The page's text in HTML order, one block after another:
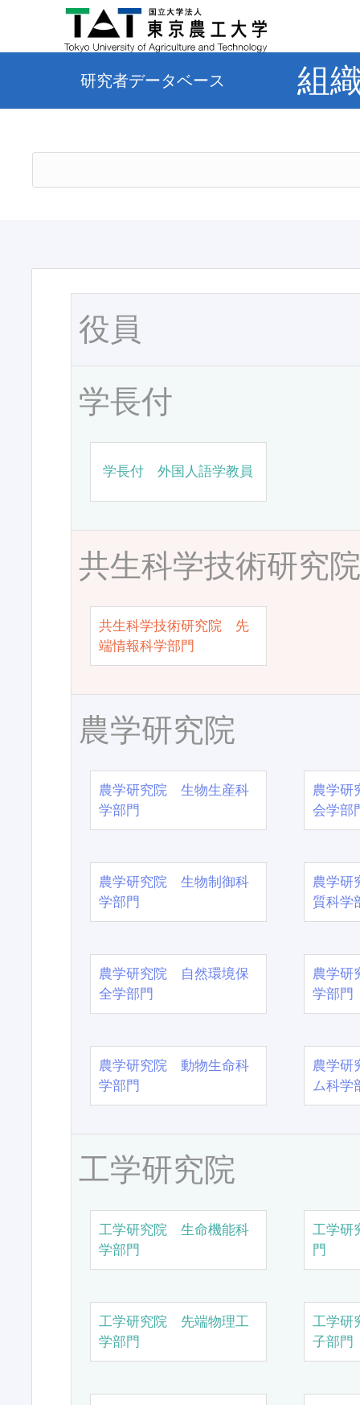
研究者データベース 組
役員
学長付
学長付 外国人語学教員
共生科学技術研究
共生科学技術研究院 先
端情報科学部門
農学研究院
農学研究院 生物生産科
学部門
農学
会学部
農学研究院 生物制御科
学部門
農学
質科学
農学研究院 自然環境保
全学部門
農学
学部門
農学研究院 動物生命科
学部門
農学
ム科学
工学研究院
工学研究院 生命機能科
学部門
工学研
門
工学研究院 先端物理工
学部門
工学研
子部門